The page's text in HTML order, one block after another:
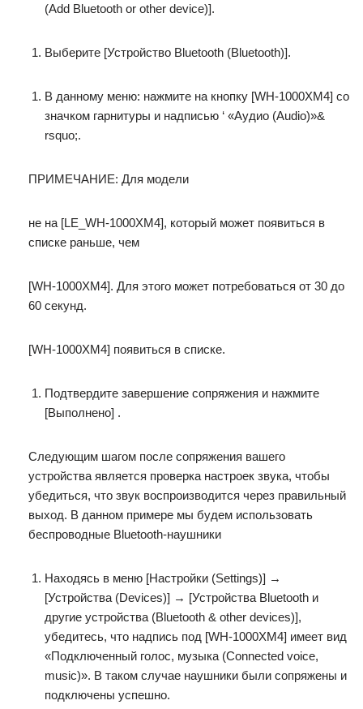
(Add Bluetooth or other device)].
Выберите [Устройство Bluetooth (Bluetooth)].
В данному меню: нажмите на кнопку [WH-1000XM4] со
значком гарнитуры и надписью ‘ «Аудио (Audio)»&
rsquo;.
ПРИМЕЧАНИЕ: Для модели
не на [LE_WH-1000XM4], который может появиться в
списке раньше, чем
[WH-1000XM4]. Для этого может потребоваться от 30 до
60 секунд.
[WH-1000XM4] появиться в списке.
Подтвердите завершение сопряжения и нажмите
[Выполнено] .
Следующим шагом после сопряжения вашего
устройства является проверка настроек звука, чтобы
убедиться, что звук воспроизводится через правильный
выход. В данном примере мы будем использовать
беспроводные Bluetooth-наушники
Находясь в меню [Настройки (Settings)] →
[Устройства (Devices)] → [Устройства Bluetooth и
другие устройства (Bluetooth & other devices)],
убедитесь, что надпись под [WH-1000XM4] имеет вид
«Подключенный голос, музыка (Connected voice,
music)». В таком случае наушники были сопряжены и
подключены успешно.